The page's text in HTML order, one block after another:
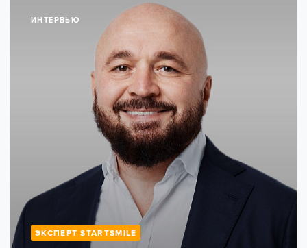
ИНТЕРВЬЮ
ЭКСПЕРТ STARTSMILE